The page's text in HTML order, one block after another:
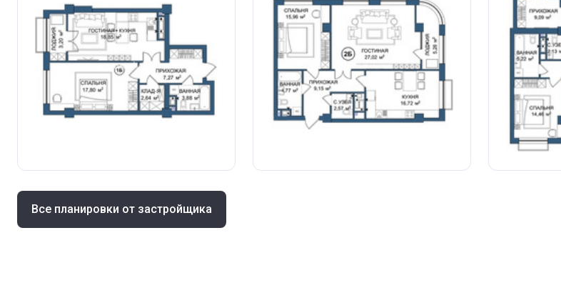
Все планировки от застройщика